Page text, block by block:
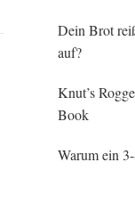
Dein Brot
auf?
Knut’s
Book
Warum ein